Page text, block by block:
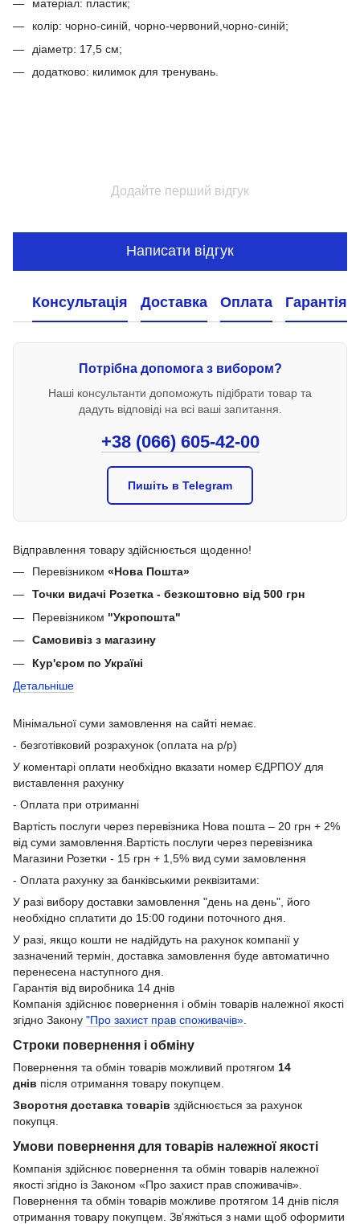
матеріал: пластик;
колір: чорно-синій, чорно-червоний,чорно-синій;
діаметр: 17,5 см;
додатково: килимок для тренувань.
Додайте перший відгук
Написати відгук
Консультація Доставка Оплата Гарантія
Потрібна допомога з вибором?
Наші консультанти допоможуть підібрати товар та
дадуть відповіді на всі ваші запитання.
+38 (066) 605-42-00
Пишіть в Telegram
Відправлення товару здійснюється щоденно!
Перевізником «Нова Пошта»
Точки видачі Розетка - безкоштовно від 500 грн
Перевізником "Укропошта"
Самовивіз з магазину
Кур'єром по Україні
Детальніше
Мінімальної суми замовлення на сайті немає.
- безготівковий розрахунок (оплата на р/р)
У коментарі оплати необхідно вказати номер ЄДРПОУ для
виставлення рахунку
- Оплата при отриманні
Вартість послуги через перевізника Нова пошта – 20 грн + 2%
від суми замовлення.Вартість послуги через перевізника
Магазини Розетки - 15 грн + 1,5% вид суми замовлення
- Оплата рахунку за банківськими реквізитами:
У разі вибору доставки замовлення "день на день", його
необхідно сплатити до 15:00 години поточного дня.
У разі, якщо кошти не надійдуть на рахунок компанії у
зазначений термін, доставка замовлення буде автоматично
перенесена наступного дня.
Гарантія від виробника 14 днів
Компанія здійснює повернення і обмін товарів належної якості
згідно Закону "Про захист прав споживачів»
Строки повернення і обміну
Повернення та обмін товарів можливий протягом 14
днів після отримання товару покупцем.
Зворотня доставка товарів здійснюється за рахунок
покупця.
Умови повернення для товарів належної якості
Компанія здійснює повернення та обмін товарів належної
якості згідно із Законом «Про захист прав споживачів».
Повернення та обмін товарів можливе протягом 14 днів після
отримання товару покупцем. Зв'яжіться з нами щоб оформити